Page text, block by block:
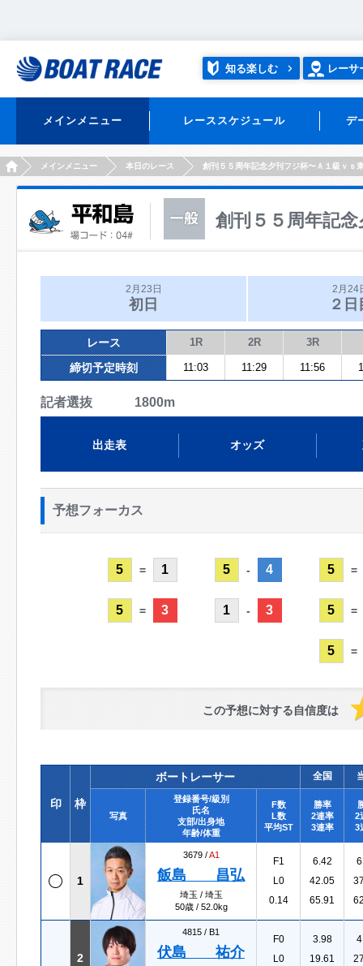
知る楽しむ レーサ
メインメニュー レーススケジュール デ
HOMEメインメニュー 本日のレース 創刊５５周年記念夕刊フジ杯〜Ａ１級ｖｓ
創刊５５周年記
2月23日
初日
2月24
２日
レース 1R 2R 3R
締切予定時刻 11:03 11:29 11:56
記者選抜 1800m
出走表 オッズ
予想フォーカス
5 = 1
5 = 3
5 - 4
1 - 3
5 =
5 =
5 =
この予想に対する自信度は
印 枠
ボートレーサー 全国
写真
登録番号/級別
氏名
支部/出身地
年齢/体重
F数
L数
平均ST
勝率
2連率
3連率
2
3
1
3679 /A1
飯島 昌弘
埼玉 / 埼玉
50歳 / 52.0kg
F1
L0
0.14
6.42
42.05
65.91
2
4815 / B1
伏島 祐介
F0
L0
3.98
19.61